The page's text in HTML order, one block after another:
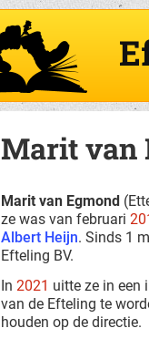
Marit van
Marit van Egmond
ze was van februari
Albert Heijn. Sinds 1
Efteling BV.
In 2021 uitte ze in een
van de Efteling te
houden op de directie.